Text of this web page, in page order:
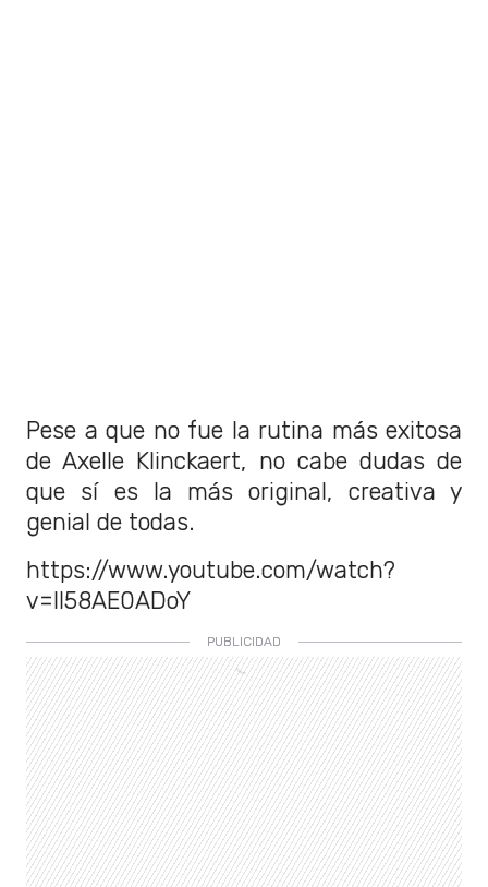
Pese a que no fue la rutina más exitosa
de Axelle Klinckaert, no cabe dudas de
que sí es la más original, creativa y
genial de todas.
https://www.youtube.com/watch?
v=lI58AE0ADoY